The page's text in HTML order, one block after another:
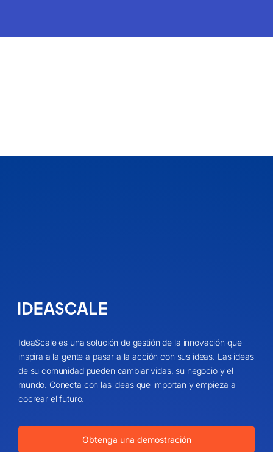
IdeaScale es una solución de gestión de la innovación que
inspira a la gente a pasar a la acción con sus ideas. Las ideas
de su comunidad pueden cambiar vidas, su negocio y el
mundo. Conecta con las ideas que importan y empieza a
cocrear el futuro.
Obtenga una demostración